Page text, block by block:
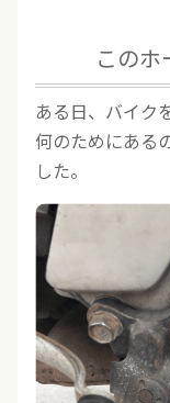
このホ
ある日、バイク
何のためにある
した。